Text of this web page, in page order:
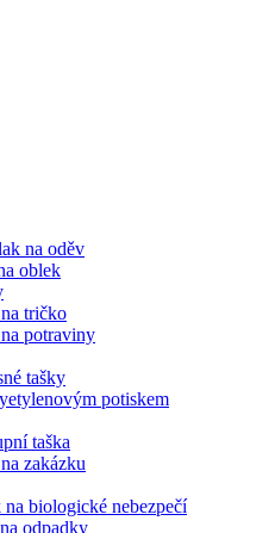
na oděv
oblek
tričko
potraviny
tašky
potiskem
taška
zakázku
biologické nebezpečí
odpadky